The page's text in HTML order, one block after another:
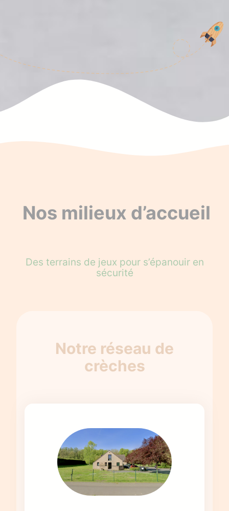
Nos milieux d’accueil
Des terrains de jeux pour s’épanouir en
sécurité
Notre réseau de
crèches